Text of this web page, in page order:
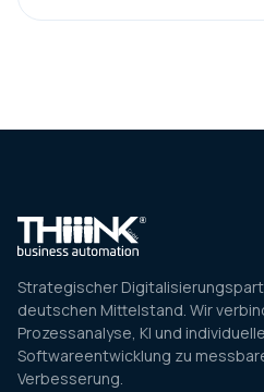
Strategischer
deutschen Mittelstand. Wir
Prozessanalyse, KI und individuelle
Softwareentwicklung zu
Verbesserung.